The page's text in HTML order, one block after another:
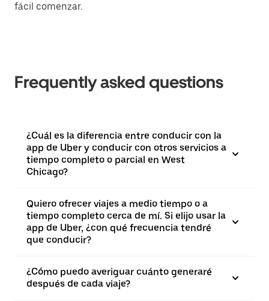
fácil comenzar.
Frequently asked questions
¿Cuál es la diferencia entre conducir con la
app de Uber y conducir con otros servicios a
tiempo completo o parcial en West
Chicago?
Quiero ofrecer viajes a medio tiempo o a
tiempo completo cerca de mí. Si elijo usar la
app de Uber, ¿con qué frecuencia tendré
que conducir?
¿Cómo puedo averiguar cuánto generaré
después de cada viaje?